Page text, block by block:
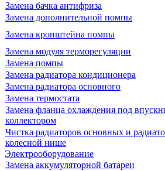
Замена бачка антифриза
Замена дополнительной помпы
Замена кронштейна помпы
Замена модуля терморегуляции
Замена помпы
Замена радиатора кондиционера
Замена радиатора основного
Замена термостата
Замена фланца охлаждения под
коллектором
Чистка радиаторов основных и
колесной нише
Электрооборудование
Замена аккумуляторной батареи